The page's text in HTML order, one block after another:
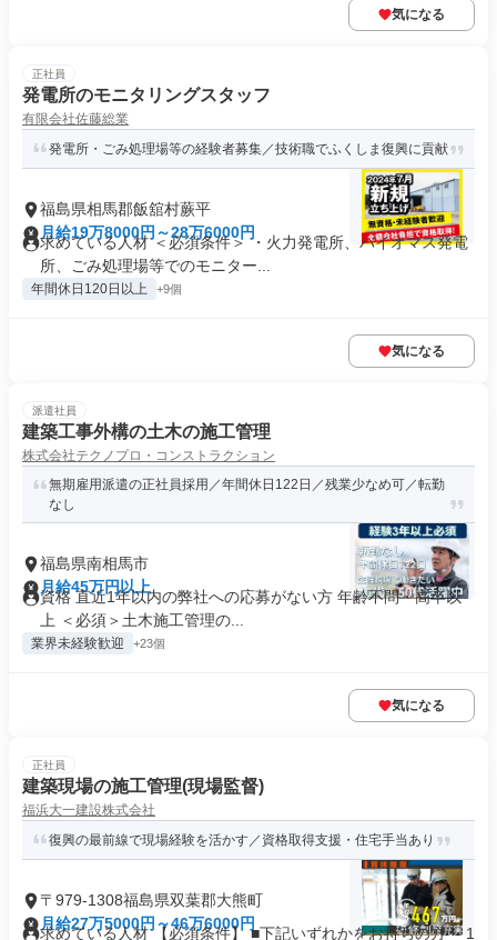
気になる
正社員
発電所のモニタリングスタッフ
有限会社佐藤総業
発電所・ごみ処理場等の経験者募集／技術職でふくしま復興に貢献
福島県相馬郡飯舘村蕨平
月給19万8000円～28万6000円
求めている人材 ＜必須条件＞ ・火力発電所、バイオマス発電
所、ごみ処理場等でのモニター...
年間休日120日以上 +9個
気になる
派遣社員
建築工事外構の土木の施工管理
株式会社テクノプロ・コンストラクション
無期雇用派遣の正社員採用／年間休日122日／残業少なめ可／転勤
なし
福島県南相馬市
月給45万円以上
資格 直近1年以内の弊社への応募がない方 年齢不問・高卒以
上 ＜必須＞土木施工管理の...
業界未経験歓迎 +23個
気になる
正社員
建築現場の施工管理(現場監督)
福浜大一建設株式会社
復興の最前線で現場経験を活かす／資格取得支援・住宅手当あり
〒979-1308福島県双葉郡大熊町
月給27万5000円～46万6000円
求めている人材 【必須条件】 ■下記いずれかをお持ちの方 ・1